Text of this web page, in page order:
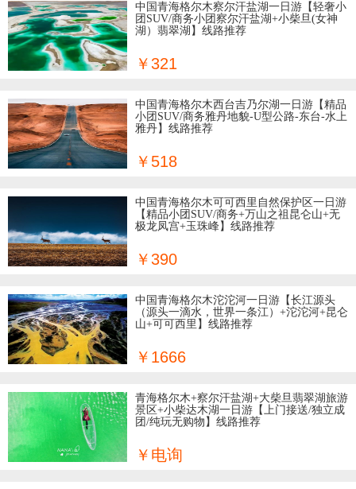
中国青海格尔木察尔汗盐湖一日游【轻奢小
团SUV/商务小团察尔汗盐湖+小柴旦(女神
湖）翡翠湖】线路推荐
￥321
中国青海格尔木西台吉乃尔湖一日游【精品
小团SUV/商务雅丹地貌-U型公路-东台-水上
雅丹】线路推荐
￥518
中国青海格尔木可可西里自然保护区一日游
【精品小团SUV/商务+万山之祖昆仑山+无
极龙凤宫+玉珠峰】线路推荐
￥390
中国青海格尔木沱沱河一日游【长江源头
（源头一滴水，世界一条江）+沱沱河+昆仑
山+可可西里】线路推荐
￥1666
青海格尔木+察尔汗盐湖+大柴旦翡翠湖旅游
景区+小柴达木湖一日游【上门接送/独立成
团/纯玩无购物】线路推荐
￥电询